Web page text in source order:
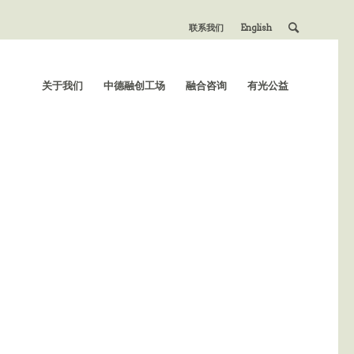
联系我们 English
关于我们 中德融创工场 融合咨询 有光公益